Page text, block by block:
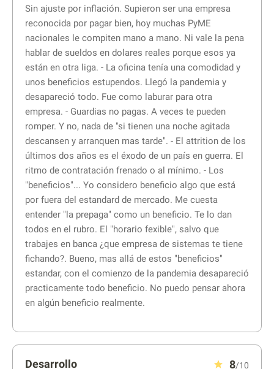
Sin ajuste por inflación. Supieron ser una empresa
reconocida por pagar bien, hoy muchas PyME
nacionales le compiten mano a mano. Ni vale la pena
hablar de sueldos en dolares reales porque esos ya
están en otra liga. - La oficina tenía una comodidad y
unos beneficios estupendos. Llegó la pandemia y
desapareció todo. Fue como laburar para otra
empresa. - Guardias no pagas. A veces te pueden
romper. Y no, nada de "si tienen una noche agitada
descansen y arranquen mas tarde". - El attrition de los
últimos dos años es el éxodo de un país en guerra. El
ritmo de contratación frenado o al mínimo. - Los
"beneficios"... Yo considero beneficio algo que está
por fuera del estandard de mercado. Me cuesta
entender "la prepaga" como un beneficio. Te lo dan
todos en el rubro. El "horario fexible", salvo que
trabajes en banca ¿que empresa de sistemas te tiene
fichando?. Bueno, mas allá de estos "beneficios"
estandar, con el comienzo de la pandemia desapareció
practicamente todo beneficio. No puedo pensar ahora
en algún beneficio realmente.
Desarrollo 8/10